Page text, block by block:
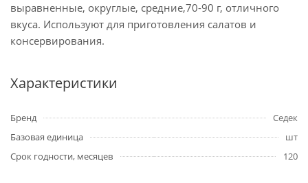
выравненные, округлые, средние,70-90 г, отличного
вкуса. Используют для приготовления салатов и
консервирования.
Характеристики
Бренд
Седек
Базовая единица
шт
Срок годности, месяцев
120